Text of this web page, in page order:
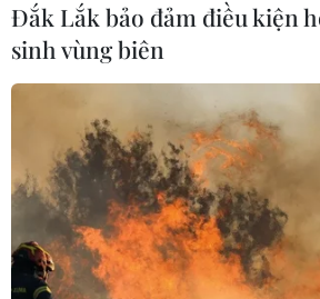
Đắk Lắk bảo đảm điều kiện
sinh vùng biên